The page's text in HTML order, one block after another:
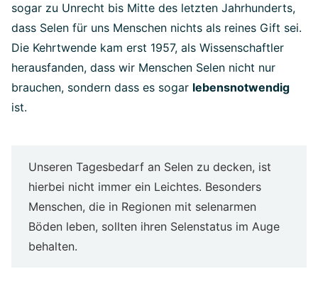
sogar zu Unrecht bis Mitte des letzten Jahrhunderts,
dass Selen für uns Menschen nichts als reines Gift sei.
Die Kehrtwende kam erst 1957, als Wissenschaftler
herausfanden, dass wir Menschen Selen nicht nur
brauchen, sondern dass es sogar lebensnotwendig
ist.
Unseren Tagesbedarf an Selen zu decken, ist
hierbei nicht immer ein Leichtes. Besonders
Menschen, die in Regionen mit selenarmen
Böden leben, sollten ihren Selenstatus im Auge
behalten.